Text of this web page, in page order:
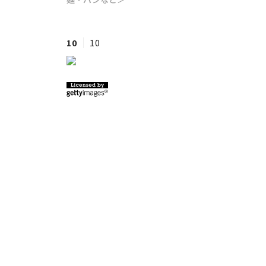
#ワンオペ育児
#渡邊大地の令和的ワーパパ道
10 10